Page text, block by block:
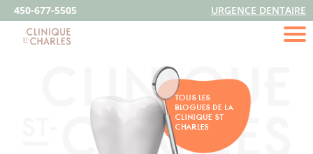
450-677-5505 URGENCE DENTAIRE
TOUS LES
BLOGUES DE LA
CLINIQUE ST
CHARLES